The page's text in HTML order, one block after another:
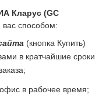
Кларус (GC
способом:
(кнопка Купить)
в кратчайшие сроки
офис в рабочее время;